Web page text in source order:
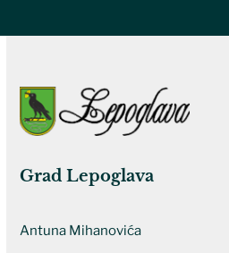
Grad Lepoglava
Antuna Mihanovića